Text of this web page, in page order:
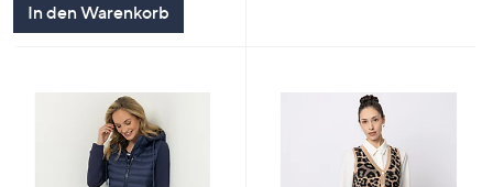
In den Warenkorb